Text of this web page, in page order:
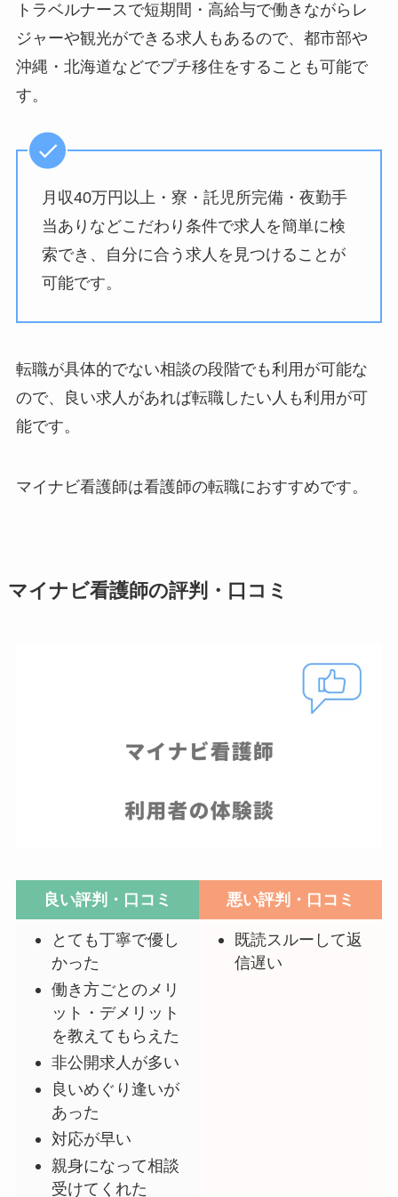
トラベルナースで短期間・高給与で働きながらレ
ジャーや観光ができる求人もあるので、都市部や
沖縄・北海道などでプチ移住をすることも可能で
す。
月収40万円以上・寮・託児所完備・夜勤手
当ありなどこだわり条件で求人を簡単に検
索でき、自分に合う求人を見つけることが
可能です。
転職が具体的でない相談の段階でも利用が可能な
ので、良い求人があれば転職したい人も利用が可
能です。
マイナビ看護師は看護師の転職におすすめです。
マイナビ看護師の評判・口コミ
良い評判・口コミ 悪い評判・口コミ
とても丁寧で優し
かった
働き方ごとのメリ
ット・デメリット
を教えてもらえた
非公開求人が多い
良いめぐり逢いが
あった
対応が早い
親身になって相談
受けてくれた
既読スルーして返
信遅い